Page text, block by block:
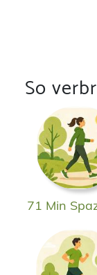
So
71 Min